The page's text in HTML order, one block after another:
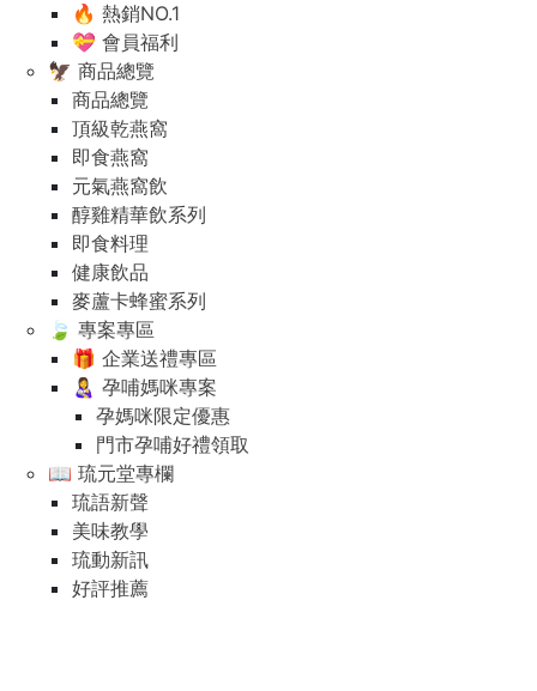
🔥 熱銷NO.1
💝 會員福利
🦅 商品總覽
商品總覽
頂級乾燕窩
即食燕窩
元氣燕窩飲
醇雞精華飲系列
即食料理
健康飲品
麥蘆卡蜂蜜系列
🍃 專案專區
🎁 企業送禮專區
👩‍🍼 孕哺媽咪專案
孕媽咪限定優惠
門市孕哺好禮領取
📖 琉元堂專欄
琉語新聲
美味教學
琉動新訊
好評推薦